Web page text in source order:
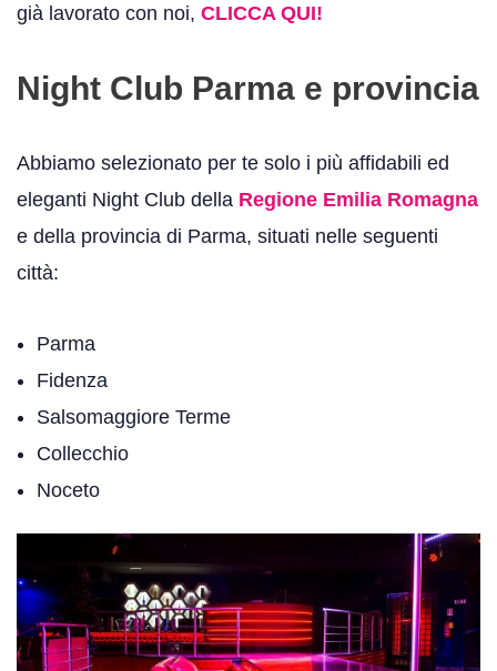
già lavorato con noi, CLICCA QUI!
Night Club Parma e provincia
Abbiamo selezionato per te solo i più affidabili ed
eleganti Night Club della Regione Emilia Romagna
e della provincia di Parma, situati nelle seguenti
città:
Parma
Fidenza
Salsomaggiore Terme
Collecchio
Noceto